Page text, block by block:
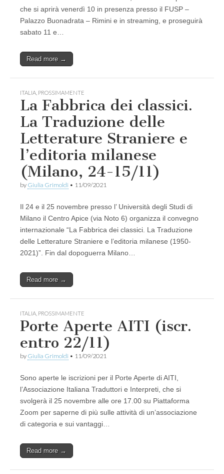
che si aprirà venerdì 10 in presenza presso il FUSP –
Palazzo Buonadrata – Rimini e in streaming, e proseguirà
sabato 11 e…
Read more →
ITALIA PROSSIMAMENTE
La Fabbrica dei classici.
La Traduzione delle
Letterature Straniere e
l’editoria milanese
(Milano, 24-15/11)
by Giulia Grimoldi • 11/09/2021
Il 24 e il 25 novembre presso l’ Università degli Studi di
Milano il Centro Apice (via Noto 6) organizza il convegno
internazionale “La Fabbrica dei classici. La Traduzione
delle Letterature Straniere e l’editoria milanese (1950-
2021)”. Fin dal dopoguerra Milano…
Read more →
ITALIA PROSSIMAMENTE
Porte Aperte AITI (iscr.
entro 22/11)
by Giulia Grimoldi • 11/09/2021
Sono aperte le iscrizioni per il Porte Aperte di AITI,
l’Associazione Italiana Traduttori e Interpreti, che si
svolgerà il 25 novembre alle ore 17.00 su Piattaforma
Zoom per saperne di più sulle attività di un’associazione
di categoria e sui vantaggi…
Read more →